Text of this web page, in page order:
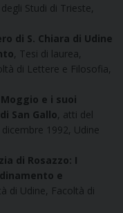
Studi di Trieste,
di S. Chiara di Udine
, Tesi di laurea,
di Lettere e Filosofia,
e i suoi
San Gallo , atti del
1992, Udine
di Rosazzo: I
e
di Udine, Facoltà di